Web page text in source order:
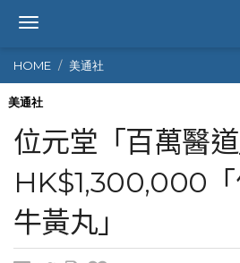
T
g
g
l
n
a
v
g
t
HOME 美通社
美通社
位元堂「百萬醫
HK$1,300,000「
牛黃丸」